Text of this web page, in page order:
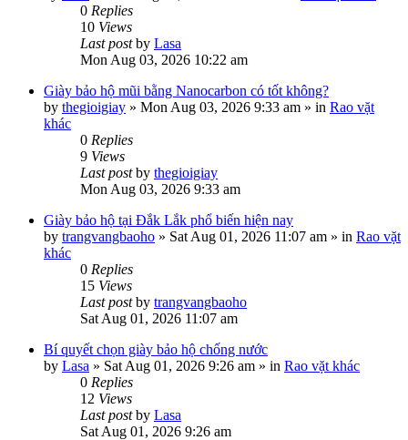
0 Replies
10 Views
Last postby Lasa
Mon Aug 03, 2026 10:22 am
Giày bảo hộ mũi bằng Nanocarbon có tốt không?
by thegioigiay » Mon Aug 03, 2026 9:33 am » in Rao vặt
khác
0 Replies
9 Views
Last postby thegioigiay
Mon Aug 03, 2026 9:33 am
Giày bảo hộ tại Đắk Lắk phổ biến hiện nay
by trangvangbaoho » Sat Aug 01, 2026 11:07 am » in Rao vặt
khác
0 Replies
15 Views
Last postby trangvangbaoho
Sat Aug 01, 2026 11:07 am
Bí quyết chọn giày bảo hộ chống nước
by Lasa » Sat Aug 01, 2026 9:26 am » in Rao vặt khác
0 Replies
12 Views
Last postby Lasa
Sat Aug 01, 2026 9:26 am